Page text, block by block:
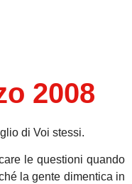
2008
di Voi stessi.
le questioni quando
la gente dimentica in